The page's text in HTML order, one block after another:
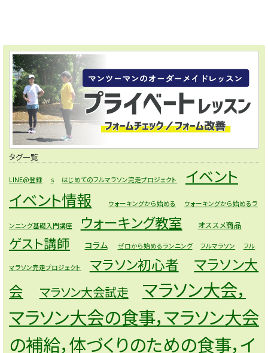
タグ一覧
LINE@登録 s はじめてのフルマラソン完走プロジェクト
イベント
イベント情報
ウォーキングから始める ウォーキングから始めるラ
ンニング基礎入門講座 ウォーキング教室 オススメ商品
ゲスト講師 コラム ゼロから始めるランニング フルマラソン フル
マラソン完走プロジェクト マラソン初心者
マラソン大
会
マラソン大会試走
マラソン大会，
マラソン大会の食事，マラソン大会
の補給，体づくりのための食事，イ